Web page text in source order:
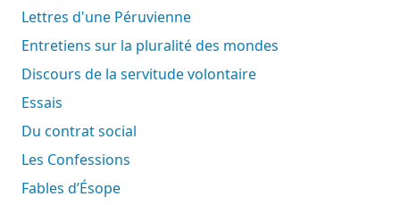
Lettres d'une Péruvienne
Entretiens sur la pluralité des mondes
Discours de la servitude volontaire
Essais
Du contrat social
Les Confessions
Fables d’Ésope